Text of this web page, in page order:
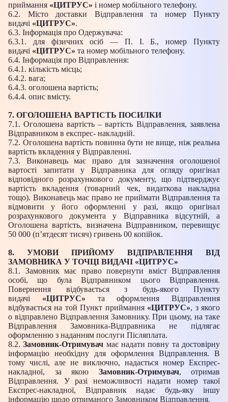
приймання «ЦИТРУС» і номер мобільного телефону.
6.2. Місто доставки Відправлення та номер Пункту
видачі «ЦИТРУС».
6.3. Інформація про Одержувача:
6.3.1. для фізичних осіб — П. І. Б., номер Пункту
видачі «ЦИТРУС» та номер мобільного телефону.
6.4. Інформація про Відправлення:
6.4.1. кількість місць;
6.4.2. вага;
6.4.3. оголошена вартість;
6.4.4. опис вмісту.
7. ОГОЛОШЕНА ВАРТІСТЬ ПОСИЛКИ
7.1. Оголошена вартість – вартість Відправлення, заявлена
Відправником в експрес- накладній.
7.2. Оголошена вартість повинна бути не вище, ніж реальна
вартість вкладення у Відправленні.
7.3. Виконавець має право для зазначення оголошеної
вартості запитати у Відправника для огляду оригінал
відповідного розрахункового документу, що підтверджує
вартість вкладення (товарний чек, видаткова накладна
тощо). Виконавець має право не приймати Відправлення та
відмовити у його оформленні у разі, якщо оригінал
розрахункового документа у Відправника відсутній, а
Оголошена вартість, визначена Відправником, перевищує
50 000 (п’ятдесят тисяч) гривень 00 копійок.
8. УМОВИ ПРИЙОМУ ВІДПРАВЛЕННЯ ВІД
ЗАМОВНИКА У ТОЧЦІ ВИДАЧІ «ЦИТРУС»
8.1. Замовник має право повернути вміст Відправлення
особі, що була Відправником цього Відправлення.
Повернення відбувається з будь-якого Пункту
видачі
«ЦИТРУС»
та оформлення Відправлення
відбувається на той Пункт приймання «ЦИТРУС», з якого
о відправлено Відправлення Замовнику. При цьому, на таке
Відправлення Замовника-Відправника не підлягає
оформленню з наданням послуги Післяплата.
8.2. Замовник-Отримувач має надати повну та достовірну
інформацію необхідну для оформлення Відправлення. В
тому числі, але не виключно, надається номер Експрес-
накладної, за якою
Замовник-Отримувач, отримав
Відправлення. У разі неможливості надати номер такої
Експрес-накладної, Відправник надає будь-яку іншу
інформацію щодо отриманого Замовником Відправлення.